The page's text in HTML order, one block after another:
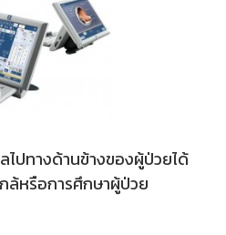
ปทางด้านข้างของผู้ป่วยได้
ล้หรือการศึกษาผู้ป่วย